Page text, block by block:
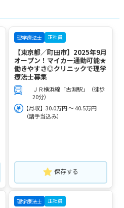
理学療法士 正社員
【東京都／町田市】2025年9月
オープン！マイカー通勤可能★
働きやすさ◎クリニックで理学
療法士募集
ＪＲ横浜線「古淵駅」（徒歩
20分）
【月収】30.0万円 ～ 40.5万円
（諸手当込み）
保存する
理学療法士 正社員